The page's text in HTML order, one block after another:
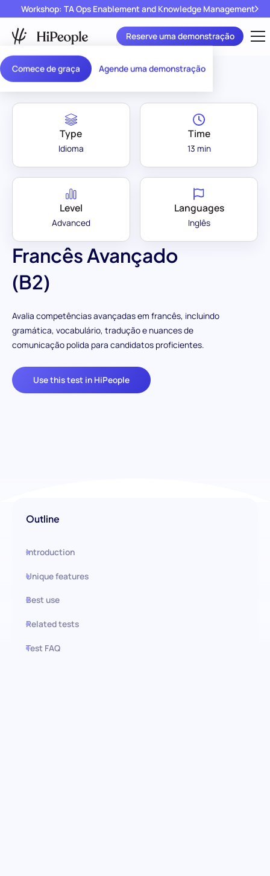
Comece de graça Agende uma demonstração
Workshop: TA Ops Enablement and Knowledge Management
Reserve uma demonstração
Assessment Library
Francês Avançado
(B2)
Avalia competências avançadas em francês, incluindo
gramática, vocabulário, tradução e nuances de
comunicação polida para candidatos proficientes.
Use this test in HiPeople
Type
Idioma
Time
13 min
Level
Advanced
Languages
Inglês
Outline
Introduction
Unique features
Best use
Related tests
Test FAQ